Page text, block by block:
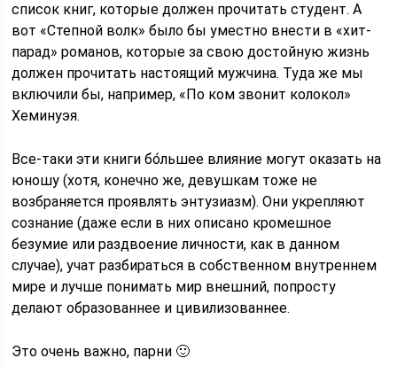
список книг, которые должен прочитать студент. А
вот «Степной волк» было бы уместно внести в «хит-
парад» романов, которые за свою достойную жизнь
должен прочитать настоящий мужчина. Туда же мы
включили бы, например, «По ком звонит колокол»
Хеминуэя.
Все-таки эти книги бо́льшее влияние могут оказать на
юношу (хотя, конечно же, девушкам тоже не
возбраняется проявлять энтузиазм). Они укрепляют
сознание (даже если в них описано кромешное
безумие или раздвоение личности, как в данном
случае), учат разбираться в собственном внутреннем
мире и лучше понимать мир внешний, попросту
делают образованнее и цивилизованнее.
Это очень важно, парни 🙂